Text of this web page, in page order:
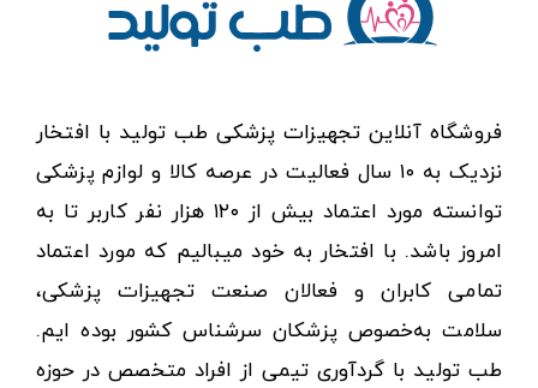
فروشگاه آنلاین تجهیزات پزشکی طب تولید با افتخار
نزدیک به ۱۰ سال فعالیت در عرصه کالا و لوازم پزشکی
توانسته مورد اعتماد بیش از ۱۲۰ هزار نفر کاربر تا به
امروز باشد. با افتخار به خود میبالیم که مورد اعتماد
تمامی کابران و فعالان صنعت تجهیزات پزشکی،
سلامت به‌خصوص پزشکان سرشناس کشور بوده ایم.
طب تولید با گردآوری تیمی از افراد متخصص در حوزه